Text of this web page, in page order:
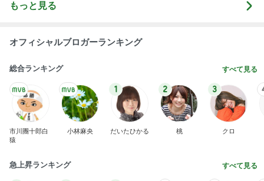
もっと見る
オフィシャルブロガーランキング
総合ランキング すべて見る
市川團十郎白
猿
小林麻央
1
だいたひかる
2
桃
3
クロ
急上昇ランキング すべて見る